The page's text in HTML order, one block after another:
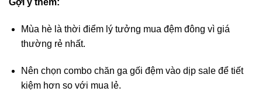
Gợi ý thêm:
Mùa hè là thời điểm lý tưởng mua đệm đông vì giá
thường rẻ nhất.
Nên chọn combo chăn ga gối đệm vào dịp sale để tiết
kiệm hơn so với mua lẻ.